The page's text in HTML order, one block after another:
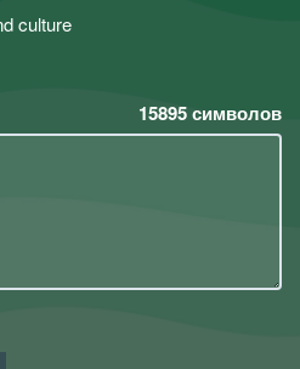
culture
15895символов